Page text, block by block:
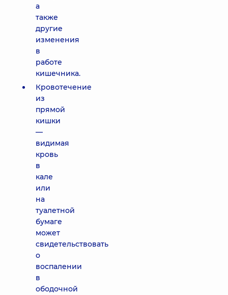
а
также
другие
изменения
в
работе
кишечника.
Кровотечение
из
прямой
кишки
—
видимая
кровь
в
кале
или
на
туалетной
бумаге
может
свидетельствовать
о
воспалении
в
ободочной